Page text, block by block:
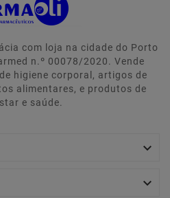
com loja na cidade do Porto
n.º 00078/2020. Vende
higiene corporal, artigos de
alimentares, e produtos de
e saúde.

